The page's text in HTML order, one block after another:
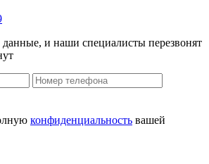
и наши специалисты перезвонят
конфиденциальность вашей